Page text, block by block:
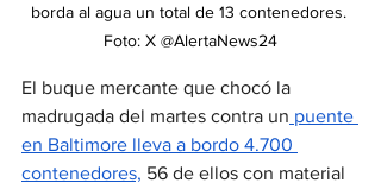
borda al agua un total de 13 contenedores.
Foto: X @AlertaNews24
El buque mercante que chocó la
madrugada del martes contra un puente
en Baltimore lleva a bordo 4.700
contenedores, 56 de ellos con material